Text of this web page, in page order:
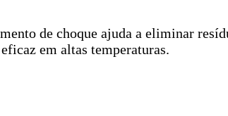
de choque ajuda a eliminar
em altas temperaturas.